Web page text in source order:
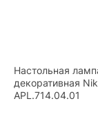
Настольная
декоративная
APL.714.04.01